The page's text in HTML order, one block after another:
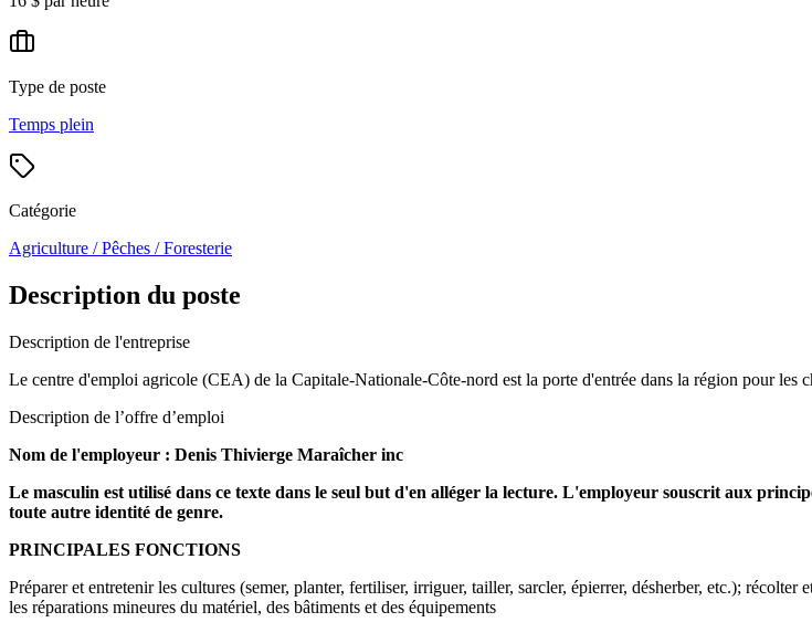
Type de poste
Temps plein
Catégorie
Agriculture / Pêches / Foresterie
Description du poste
Description de l'entreprise
Le centre d'emploi agricole (CEA) de la Capitale-Nationale-Côte-nord est la porte d'entrée dans la région pour les
Description de l’offre d’emploi
Nom de l'employeur : Denis Thivierge Maraîcher inc
Le masculin est utilisé dans ce texte dans le seul but d'en alléger la lecture. L'employeur souscrit aux
toute autre identité de genre.
PRINCIPALES FONCTIONS
Préparer et entretenir les cultures (semer, planter, fertiliser, irriguer, tailler, sarcler, épierrer, désherber, etc.);
les réparations mineures du matériel, des bâtiments et des équipements